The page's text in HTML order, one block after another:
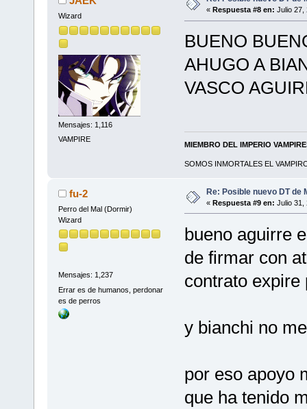
Wizard
Mensajes: 1,116
VAMPIRE
« Respuesta #8 en: Julio 27,
BUENO
AHUGO A
VASCO
MIEMBRO DEL IMPERIO
SOMOS INMORTALES EL
fu-2
Perro del Mal (Dormir)
Wizard
Mensajes: 1,237
Errar es de humanos, perdonar
es de perros
Re: Posible nuevo DT de
« Respuesta #9 en: Julio 31,
bueno aguirre
de firmar con
contrato expire
y bianchi no
por eso apoyo
que ha tenido